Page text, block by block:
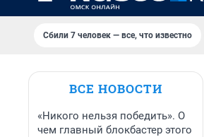
Сбили 7 человек — все, что известно
ВСЕ НОВОСТИ
«Никого нельзя победить». О
чем главный блокбастер этого